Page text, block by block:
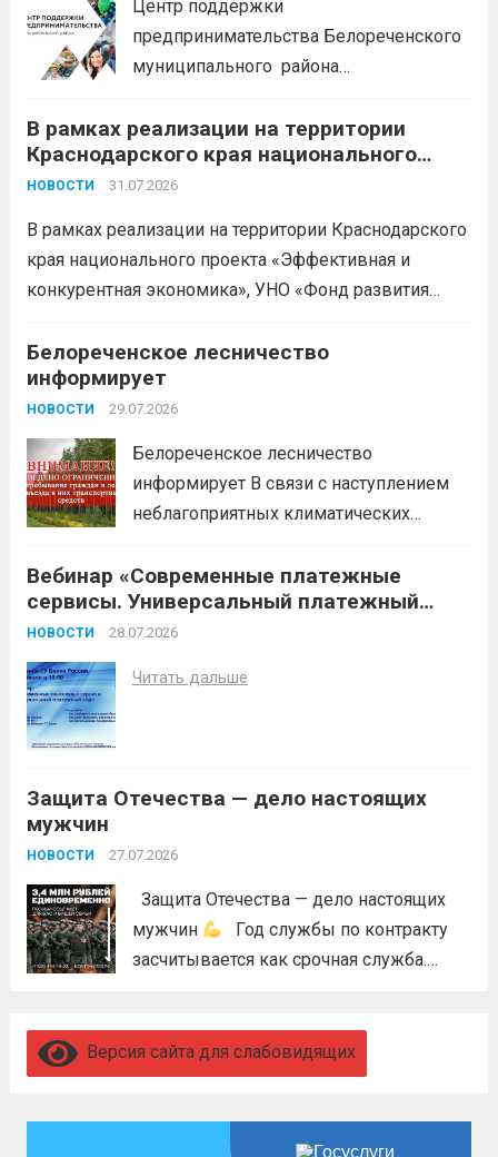
Центр поддержки
предпринимательства Белореченского
муниципального района
БЕСПЛАТНЫЕ КОНСУЛЬТАЦИИ
Бухгалтерский учет и заполнение
деклараций; Трудовое
планирование и правовое обеспечение;
Микрозаймы для предпринимателей по
низким ставкам; Единый налоговый
+79892903917 Часы работы: 08:00-17:00
Ждем Вас...
В рамках реализации на территории
Краснодарского края национального
проекта «Эффективная и конкурентная
НОВОСТИ 31.07.2026
В рамках реализации на территории Краснодарского
края национального проекта «Эффективная и
конкурентная экономика», УНО «Фонд развития
доступных мерах поддержки субъектов малого и
среднего предпринимательства и граждан,
желающих вести бизнес.
Белореченское лесничество
информирует
НОВОСТИ 29.07.2026
Белореченское лесничество
информирует В связи с наступлением
неблагоприятных климатических
воздуха, отсутствие осадков,
порывистый ветер), в целях
недопущения ухудшения лесопожарной
возникновений чрезвычайных
Вебинар «Современные платежные
сервисы. Универсальный платежный
код»
НОВОСТИ 28.07.2026
Читать дальше
Защита Отечества — дело настоящих
мужчин
НОВОСТИ 27.07.2026
Защита Отечества — дело настоящих
мужчин
Год службы по контракту
засчитывается как срочная служба.
увольнение по окончании срока
гарантировано. Регион предоставляет
3,4 млн рублей единовременно;...
Версия сайта для слабовидящих